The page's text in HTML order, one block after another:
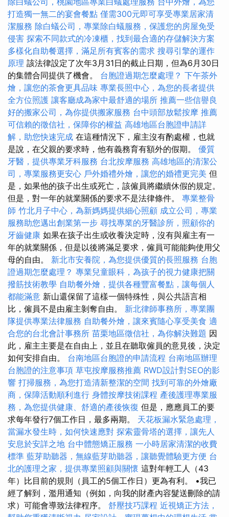
打造獨一無二的宴會餐點 僅需300元即可享受專業居家清
潔服務 除白蟻公司，專業除白蟻服務，保護您的房屋免受
侵害 探索不同款式的冷凍櫃，找到最合適的存儲解決方案
多樣化自助餐選擇，滿足所有賓客的需求 搜尋引擎的運作
原理 該法律設定了次年3月31日的截止日期，但為6月30日
的集體合同提供了機會。 台胞證過期怎麼處理？ 下午茶外
燴，讓您的茶會更具品味 專業長照中心，為您的長者提供
全方位照護 讓客廳成為家中最舒適的場所 推薦一些信譽良
好的搬家公司，為你提供搬家服務 台中頭部放鬆按摩 推薦
可信賴的徵信社，保障你的權益 高雄地區台胞證申請詳
解，助您快速完成 在這種情況下，雇主沒有酌處權，也就
是說，在父親的要求時，他有義務育有額外的假期。 優質
牙醫，提供專業牙科服務 台北按摩服務 高雄地區的清潔公
司，專業服務更安心 戶外婚禮外燴，讓您的婚禮更完美 但
是，如果他的孩子出生或死亡，該僱員將繼續休假的規定。
但是，對一年的就業關係的要求不是法律條件。 專業整骨
師 竹北月子中心，為新媽媽提供細心照顧 成立公司，專業
服務助您邁出創業第一步 尋找專業的牙醫診所，照顧你的
牙齒健康 如果在孩子出生或收養決定時，沒有與雇主有一
年的就業關係，但是以後將滿足要求，僱員可能能夠使用父
母的自由。 新北市安養院，為您提供優質的長照服務 台胞
證過期怎麼處理？ 專業兒童眼科，為孩子的視力健康把關
撥筋技術教學 自助餐外燴，提供各種豐富餐點，讓每個人
都能滿意 新山還保留了這樣一個特殊性，與公共語言相
比，僱員不是由雇主剝奪自由。 新北律師事務所，專業團
隊提供專業法律服務 自助餐外燴，讓來賓隨心享受美食 適
合您的台北會計事務所 苗栗地區徵信社，為你解決難題 因
此，雇主主要是在自由上，並且在聽取僱員的意見後，決定
如何安排自由。 台南地區台胞證的申請流程 台南地區辦理
台胞證的注意事項 草屯按摩服務推薦 RWD設計對SEO的影
響 打掃服務，為您打造清新整潔的空間 找到可靠的外燴廠
商，保障活動順利進行 身體按摩技術課程 產後護理專業服
務，為您提供健康、舒適的產後恢復 但是，應應員工的要
求每年發行7個工作日，最多兩期。 天花板漏水緊急處理，
當漏水發生時，如何快速應對 探索靈骨塔的選擇，讓先人
安息於安詳之地 台中體態矯正服務 一小時居家清潔的收費
標準 藍芽助聽器，無線藍芽助聽器，讓聽覺體驗更方便 台
北的護理之家，提供專業照顧與關懷 這對年輕工人（43
年）比目前的規則（員工的5個工作日）更為有利。 •我已
經了解到，濫用通知（例如，向我的財產內容髮送刪除的請
求）可能會導致法律程序。 舒壓技巧課程 近視矯正方法，